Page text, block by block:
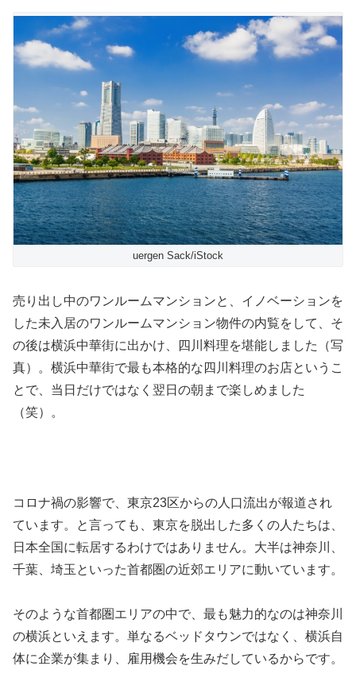
uergen Sack/iStock
売り出し中のワンルームマンションと、イノベーションを
した未入居のワンルームマンション物件の内覧をして、そ
の後は横浜中華街に出かけ、四川料理を堪能しました（写
真）。横浜中華街で最も本格的な四川料理のお店というこ
とで、当日だけではなく翌日の朝まで楽しめました
（笑）。
コロナ禍の影響で、東京23区からの人口流出が報道され
ています。と言っても、東京を脱出した多くの人たちは、
日本全国に転居するわけではありません。大半は神奈川、
千葉、埼玉といった首都圏の近郊エリアに動いています。
そのような首都圏エリアの中で、最も魅力的なのは神奈川
の横浜といえます。単なるベッドタウンではなく、横浜自
体に企業が集まり、雇用機会を生みだしているからです。